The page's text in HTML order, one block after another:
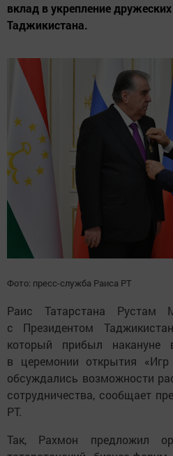
вклад в укрепление
Таджикистана.
Фото: пресс-служба Раиса РТ
Раис Татарстана Рустам
с Президентом
который прибыл накануне
в церемонии открытия
обсуждались возможности
сотрудничества, сообщает
РТ.
Так, Рахмон предложил